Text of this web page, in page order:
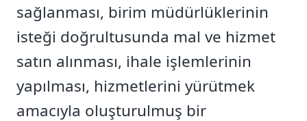
sağlanması, birim müdürlüklerinin
isteği doğrultusunda mal ve hizmet
satın alınması, ihale işlemlerinin
yapılması, hizmetlerini yürütmek
amacıyla oluşturulmuş bir